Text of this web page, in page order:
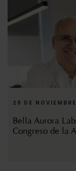
29 DE
Bella Aurora
Congreso de la